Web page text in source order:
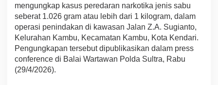
1
.
2
6
g
r
mengungkap kasus peredaran narkotika jenis sabu
seberat 1.026 gram atau lebih dari 1 kilogram, dalam
operasi penindakan di kawasan Jalan Z.A. Sugianto,
Kelurahan Kambu, Kecamatan Kambu, Kota Kendari.
Pengungkapan tersebut dipublikasikan dalam press
conference di Balai Wartawan Polda Sultra, Rabu
(29/4/2026).